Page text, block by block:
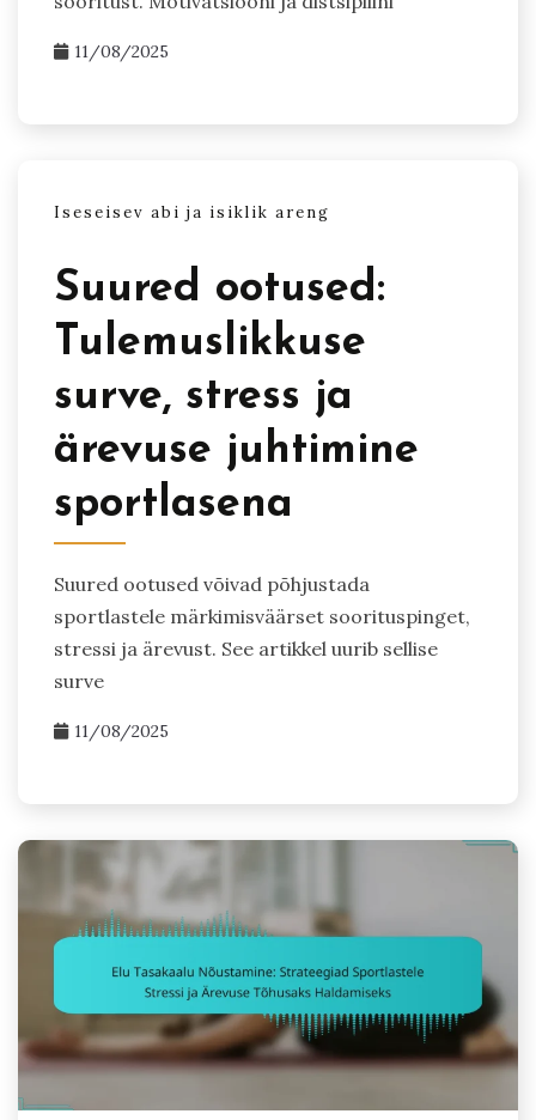
11/08/2025
Iseseisev abi ja isiklik areng
Suured ootused:
Tulemuslikkuse
surve, stress ja
ärevuse juhtimine
sportlasena
Suured ootused võivad põhjustada
sportlastele märkimisväärset soorituspinget,
stressi ja ärevust. See artikkel uurib sellise
surve
11/08/2025